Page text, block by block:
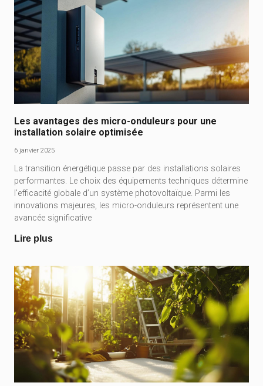
Les avantages des micro-onduleurs pour une
installation solaire optimisée
6 janvier 2025
La transition énergétique passe par des installations solaires
performantes. Le choix des équipements techniques détermine
l’efficacité globale d’un système photovoltaïque. Parmi les
innovations majeures, les micro-onduleurs représentent une
avancée significative
Lire plus